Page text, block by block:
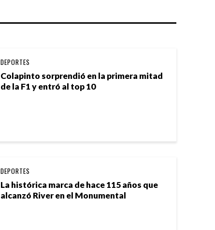
Colapinto sorprendió en la primera mitad
de la F1 y entró al top 10
DEPORTES
La histórica marca de hace 115 años que
alcanzó River en el Monumental
DEPORTES